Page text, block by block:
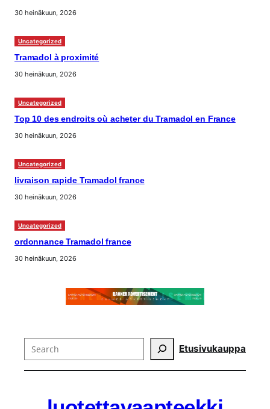
30 heinäkuun, 2026
Uncategorized
Tramadol à proximité
30 heinäkuun, 2026
Uncategorized
Top 10 des endroits où acheter du Tramadol en France
30 heinäkuun, 2026
Uncategorized
livraison rapide Tramadol france
30 heinäkuun, 2026
Uncategorized
ordonnance Tramadol france
30 heinäkuun, 2026
Search Etusivukauppa